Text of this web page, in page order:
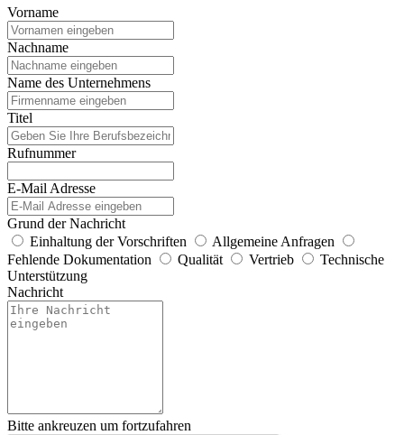
Vorname
Nachname
Name des Unternehmens
Titel
Rufnummer
E-Mail Adresse
Grund der Nachricht
Einhaltung der Vorschriften
Allgemeine Anfragen
Fehlende Dokumentation
Qualität Vertrieb
Technische
Unterstützung
Nachricht
Bitte ankreuzen um fortzufahren